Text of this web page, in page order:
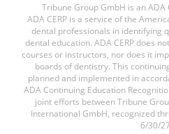
Implementation of GBT
implant
Tribune Group GmbH is an ADA
ADA CERP is a service of the
dental professionals in identifying
dental education. ADA CERP does
courses or instructors, nor does it
boards of dentistry. This
planned and implemented in
ADA Continuing Education
joint efforts between Tribune
International GmbH, recognized
6/30/